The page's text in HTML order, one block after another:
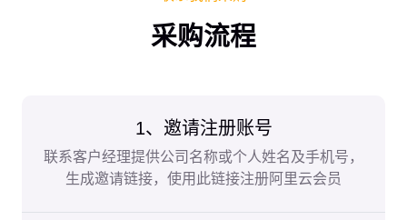
采购流程
1、邀请注册账号
联系客户经理提供公司名称或个人姓名及手机号，
生成邀请链接，使用此链接注册阿里云会员